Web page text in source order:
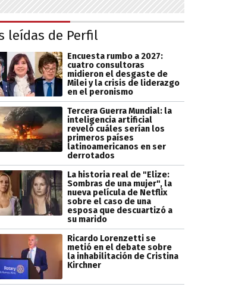
leídas de Perfil
Encuesta rumbo a 2027:
cuatro consultoras
midieron el desgaste de
Milei y la crisis de liderazgo
en el peronismo
Tercera Guerra Mundial: la
inteligencia artificial
reveló cuáles serían los
primeros países
latinoamericanos en ser
derrotados
La historia real de "Elize:
Sombras de una mujer", la
nueva película de Netflix
sobre el caso de una
esposa que descuartizó a
su marido
Ricardo Lorenzetti se
metió en el debate sobre
la inhabilitación de Cristina
Kirchner